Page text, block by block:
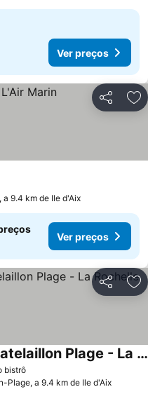
Ver preços
Partilhar
9.4 km de Ile d'Aix
Ver preços
Partilhar
bistrôVer preços
LOGIS Hotel Majestic Chatelaillon Plage - La Rochelle
Plage, a 9.4 km de Ile d'Aix